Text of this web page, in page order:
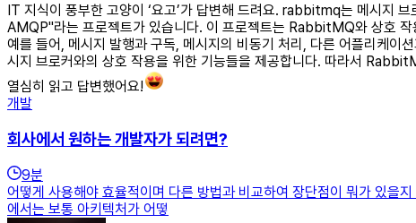
IT 지식이 풍부한 고양이 ‘요고’가 답변해 드려요. rabbitmq는 메시지
AMQP"라는 프로젝트가 있습니다. 이 프로젝트는 RabbitMQ와 상호
예를 들어, 메시지 발행과 구독, 메시지의 비동기 처리, 다른 어플리케
시지 브로커와의 상호 작용을 위한 기능들을 제공합니다. 따라서
열심히 읽고 답변했어요!
개발
회사에서 원하는 개발자가 되려면?
9분
어떻게 사용해야 효율적이며 다른 방법과 비교하여 장단점이 뭐가 있
에서는 보통 아키텍처가 어떻